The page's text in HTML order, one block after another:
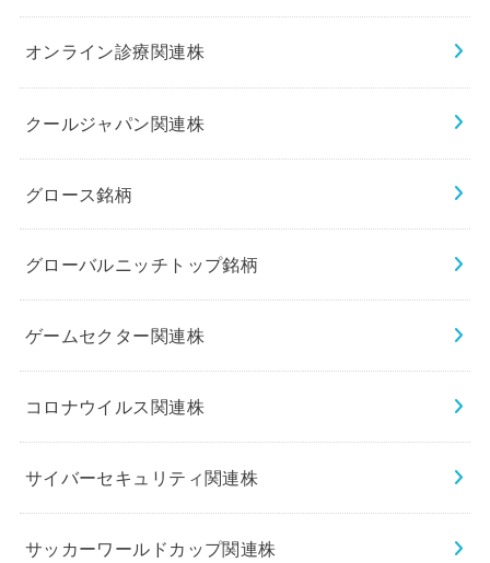
オンライン診療関連株
クールジャパン関連株
グロース銘柄
グローバルニッチトップ銘柄
ゲームセクター関連株
コロナウイルス関連株
サイバーセキュリティ関連株
サッカーワールドカップ関連株